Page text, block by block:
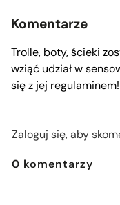
Komentarze
Trolle, boty, ścieki
wziąć udział w
się z jej regulaminem!
Zaloguj się, aby
0 komentarzy